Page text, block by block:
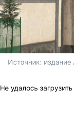
Источник: издание
Не удалось загрузить